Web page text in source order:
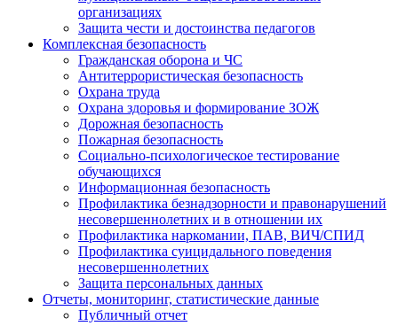
организациях
Защита чести и достоинства педагогов
Комплексная безопасность
Гражданская оборона и ЧС
Антитеррористическая безопасность
Охрана труда
Охрана здоровья и формирование ЗОЖ
Дорожная безопасность
Пожарная безопасность
Социально-психологическое тестирование
обучающихся
Информационная безопасность
Профилактика безнадзорности и правонарушений
несовершеннолетних и в отношении их
Профилактика наркомании, ПАВ, ВИЧ/СПИД
Профилактика суицидального поведения
несовершеннолетних
Защита персональных данных
Отчеты, мониторинг, статистические данные
Публичный отчет